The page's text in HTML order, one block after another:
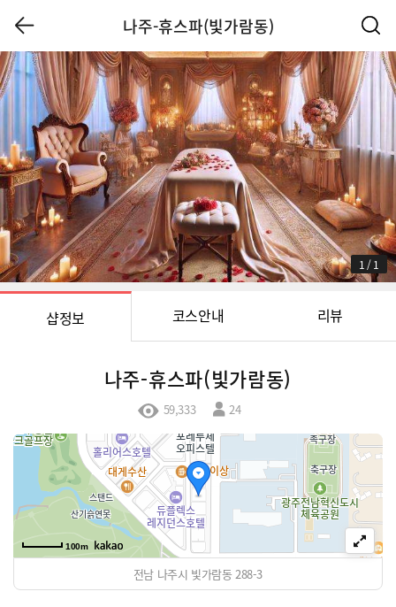
나주-휴스파(빛가람동)
1 /1
샵정보 코스안내 리뷰
나주-휴스파(빛가람동)
59,333 24
100m
전남 나주시 빛가람동 288-3